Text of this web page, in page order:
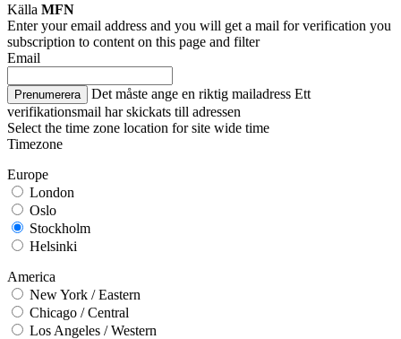
Källa MFN
Enter your email address and you will get a mail for verification you
subscription to content on this page and filter
Email
Prenumerera Det måste ange en riktig mailadress Ett
verifikationsmail har skickats till adressen
Select the time zone location for site wide time
Timezone
Europe
London
Oslo
Stockholm
Helsinki
America
New York / Eastern
Chicago / Central
Los Angeles / Western